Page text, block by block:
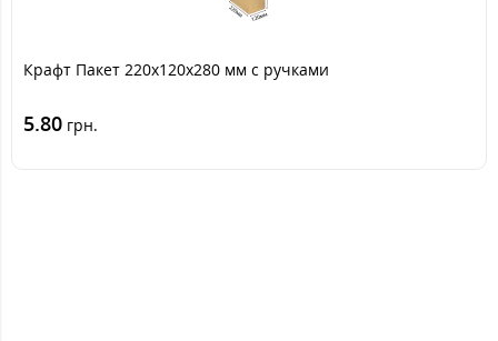
Крафт Пакет 220х120х280 мм с ручками
5.80 грн.